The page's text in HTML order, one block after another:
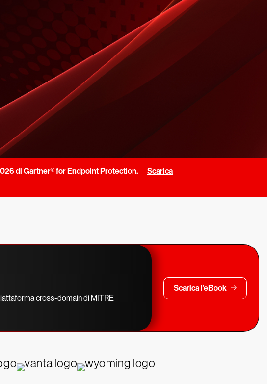
di Gartner® for Endpoint Protection.
Scarica
cross-domain di MITRE
Scarica l’eBook